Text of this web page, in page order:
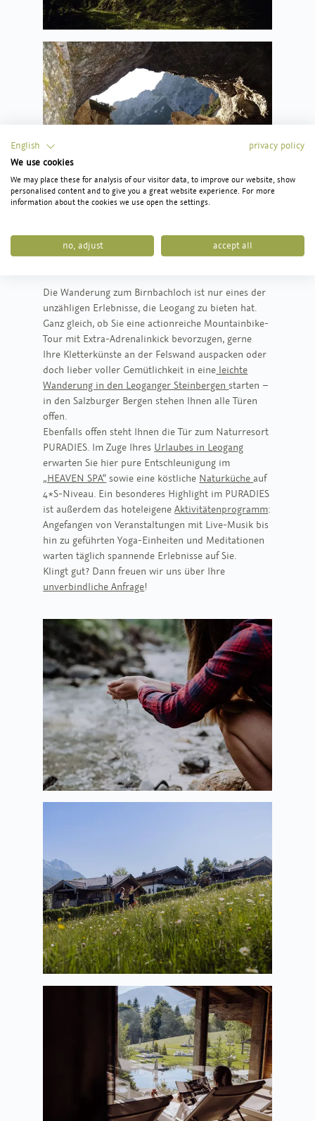
In Leogang ins pure
Erlebnis eintauchen
Die Wanderung zum Birnbachloch ist nur eines der
unzähligen Erlebnisse, die Leogang zu bieten hat.
Ganz gleich, ob Sie eine actionreiche Mountainbike-
Tour mit Extra-Adrenalinkick bevorzugen, gerne
Ihre Kletterkünste an der Felswand auspacken oder
doch lieber voller Gemütlichkeit in eine leichte
Wanderung in den Leoganger Steinbergenstarten –
in den Salzburger Bergen stehen Ihnen alle Türen
offen.
Ebenfalls offen steht Ihnen die Tür zum Naturresort
PURADIES. Im Zuge Ihres Urlaubes in Leogang
erwarten Sie hier pure Entschleunigung im
„HEAVEN SPA“ sowie eine köstliche Naturkücheauf
4*S-Niveau. Ein besonderes Highlight im PURADIES
ist außerdem das hoteleigeneAktivitätenprogramm:
Angefangen von Veranstaltungen mit Live-Musik bis
hin zu geführten Yoga-Einheiten und Meditationen
warten täglich spannende Erlebnisse auf Sie.
Klingt gut? Dann freuen wir uns über Ihre
unverbindliche Anfrage!
English
privacy policy
We use cookies
We may place these for analysis of our visitor data, to improve our website, show
personalised content and to give you a great website experience. For more
information about the cookies we use open the settings.
no, adjust accept all